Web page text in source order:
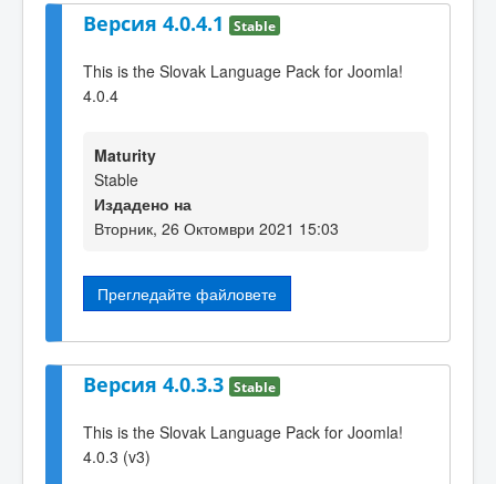
Версия 4.0.4.1 Stable
This is the Slovak Language Pack for Joomla!
4.0.4
Maturity
Stable
Издадено на
Вторник, 26 Октомври 2021 15:03
Прегледайте файловете
Версия 4.0.3.3 Stable
This is the Slovak Language Pack for Joomla!
4.0.3 (v3)